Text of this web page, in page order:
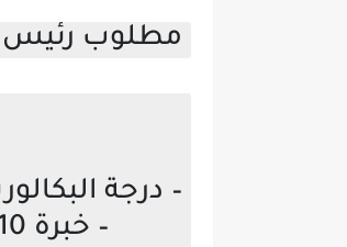
مطلوب رئيس
– درجة
– خبرة 10 – 15 عاما في مجال الاستدامة بالتصنيع.